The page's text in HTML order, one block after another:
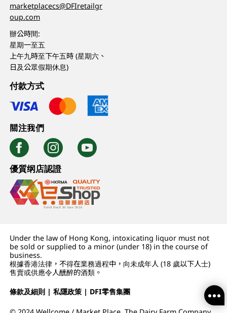
marketplacecs@DFIretailgr
oup.com
辦公時間:
星期一至五
上午九時至下午五時 (星期六、
日及公眾假期休息)
付款方式
關注我們
優質纲店認證
Under the law of Hong Kong, intoxicating liquor must not
be sold or supplied to a minor (under 18) in the course of
business.
根據香港法律，不得在業務過程中，向未成年人 (18 歲以下人士)
售賣或供應令人醺醉的酒類。
條款及細則 |私隱政策 | DFI零售集團